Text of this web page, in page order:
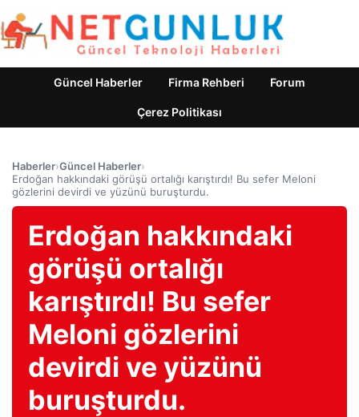
Güncel Haberler Firma Rehberi Forum
Çerez Politikası
Haberler›Güncel Haberler›
Erdoğan hakkındaki görüşü ortalığı karıştırdı! Bu sefer Meloni
gözlerini devirdi ve yüzünü buruşturdu.
Erdoğan hakkındaki
görüşü ortalığı
karıştırdı! Bu sefer
Meloni gözlerini
devirdi ve yüzünü
buruşturdu.